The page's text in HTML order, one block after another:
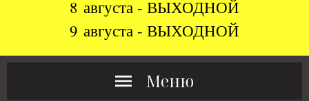
8 августа - ВЫХОДНОЙ
9 августа - ВЫХОДНОЙ
Меню